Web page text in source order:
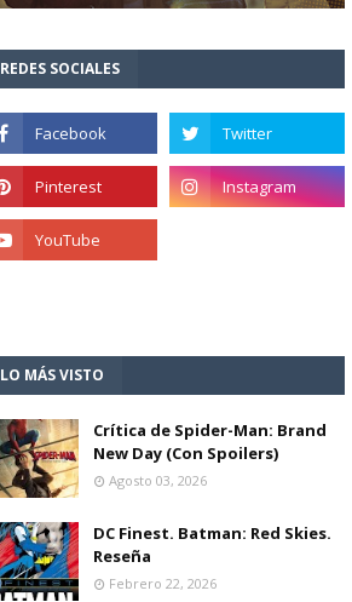
REDES SOCIALES
LO MÁS VISTO
Crítica de Spider-Man: Brand
New Day (Con Spoilers)
Agosto 03, 2026
DC Finest. Batman: Red Skies.
Reseña
Febrero 22, 2026